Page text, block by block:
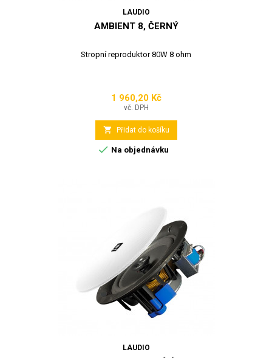
LAUDIO
AMBIENT 8, ČERNÝ
Stropní reproduktor 80W 8 ohm
Cena
1 960,20 Kč
vč. DPH
 Přidat do košíku
 Na objednávku
LAUDIO